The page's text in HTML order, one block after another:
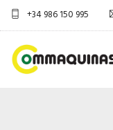
+34 986 150 995